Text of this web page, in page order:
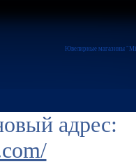
Ювелирные магазины
адрес: